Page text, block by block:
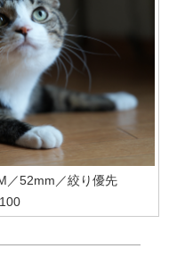
／52mm／絞り優先